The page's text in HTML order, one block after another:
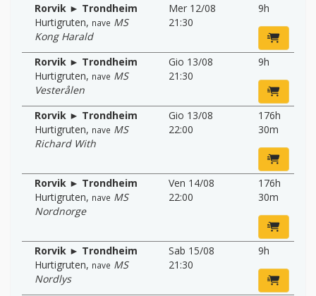
Rorvik ► Trondheim
Hurtigruten, nave MS
Kong Harald
Mer 12/08
21:30
9h
Rorvik ► Trondheim
Hurtigruten, nave MS
Vesterålen
Gio 13/08
21:30
9h
Rorvik ► Trondheim
Hurtigruten, nave MS
Richard With
Gio 13/08
22:00
176h
30m
Rorvik ► Trondheim
Hurtigruten, nave MS
Nordnorge
Ven 14/08
22:00
176h
30m
Rorvik ► Trondheim
Hurtigruten, nave MS
Nordlys
Sab 15/08
21:30
9h